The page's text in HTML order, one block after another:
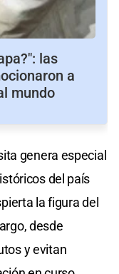
las
a
mundo
genera especial
del país
la figura del
desde
y evitan